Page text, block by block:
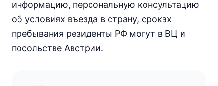
информацию, персональную консультацию
об условиях въезда в страну, сроках
пребывания резиденты РФ могут в ВЦ и
посольстве Австрии.